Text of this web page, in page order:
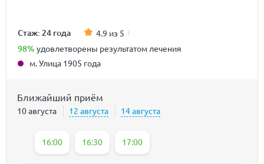
Стаж: 24 года 4.9 из 5
98% удовлетворены результатом лечения
м. Улица 1905 года
Ближайший приём
10 августа 12 августа 14 августа
16:00 16:30 17:00